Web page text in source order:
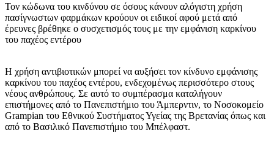
Τον κώδωνα του κινδύνου σε όσους κάνουν αλόγιστη χρήση
πασίγνωστων φαρμάκων κρούουν οι ειδικοί αφού μετά από
έρευνες βρέθηκε ο συσχετισμός τους με την εμφάνιση καρκίνου
του παχέος εντέρου
Η χρήση αντιβιοτικών μπορεί να αυξήσει τον κίνδυνο εμφάνισης
καρκίνου του παχέος εντέρου, ενδεχομένως περισσότερο στους
νέους ανθρώπους. Σε αυτό το συμπέρασμα καταλήγουν
επιστήμονες από το Πανεπιστήμιο του Άμπερντιν, το Νοσοκομείο
Grampian του Εθνικού Συστήματος Υγείας της Βρετανίας όπως και
από το Βασιλικό Πανεπιστήμιο του Μπέλφαστ.